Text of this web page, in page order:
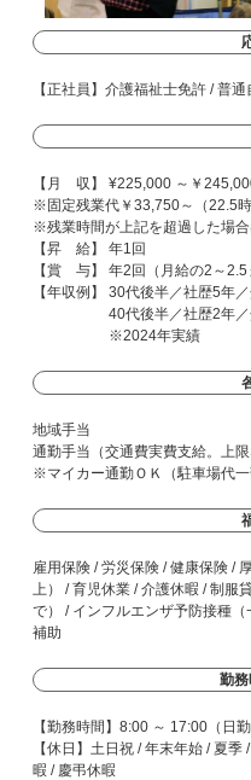
【正社員】介護福祉士免許 / 普
【月 収】 ¥225,000 ～￥
※固定残業代￥33,750～（22.5
※残業時間が上記を超過した場
【昇 給】 年1回
【賞 与】 年2回（月給の2～2.5
【年収例】 30代後半／社歴5年
40代後半／社歴2年／介
※2024年実績
地域手当
通勤手当（交通費実費支給。上限
※マイカー通勤ＯＫ（駐車場代一
雇用保険 / 労災保険 / 健康保険 /
上） / 育児休業 / 介護休暇 / 制服
で） / インフルエンザ予防接種
補助
勤務
【勤務時間】8:00 ～ 17:00（日
【休日】土日祝 / 年末年始 / 夏
暇 / 慶弔休暇